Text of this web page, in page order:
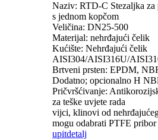
Naziv: RTD-C Stezaljka za
s jednom kopčom
Veličina: DN25-500
Materijal: nehrđajući čelik
Kućište: Nehrđajući čelik
AISI304/AISI316U/
Brtveni prsten: EPDM,
Dodatno; opcionalno H
Pričvršćivanje:
za teške uvjete rada
vijci, klinovi od
mogu odabrati PTFE pribor
upitdetalj